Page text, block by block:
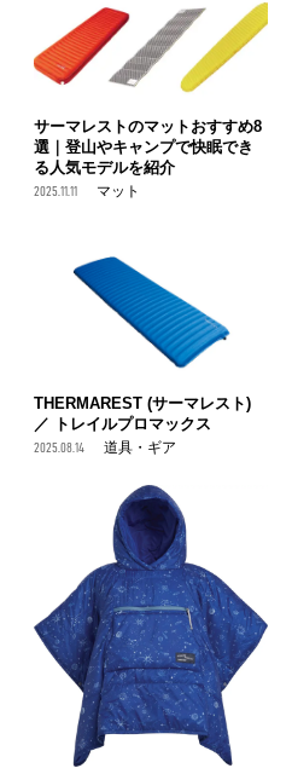
サーマレストのマットおすすめ8
選｜登山やキャンプで快眠でき
る人気モデルを紹介
2025.11.11 マット
THERMAREST (サーマレスト)
／ トレイルプロマックス
2025.08.14 道具・ギア